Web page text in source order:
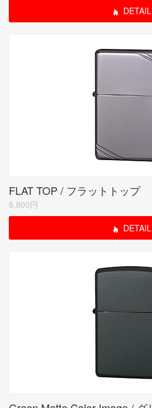
DETAIL
FLAT TOP / フラットトップ
8,800円
DETAIL